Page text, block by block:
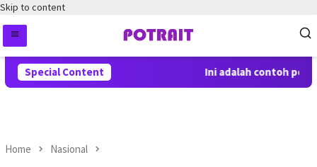
Skip to content
Special Content Ini adalah contoh
Home Nasional